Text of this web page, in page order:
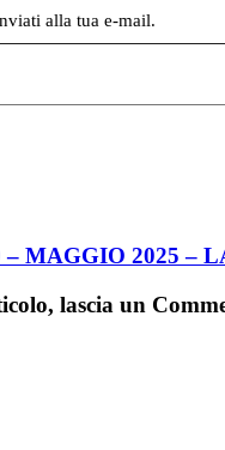
alla tua e-mail.
MAGGIO 2025 –
lascia un